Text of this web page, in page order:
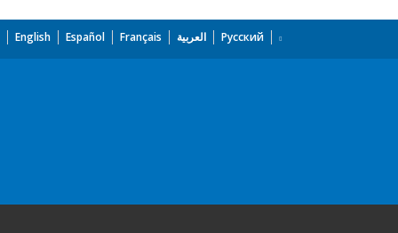
English Español Français العربية Русский